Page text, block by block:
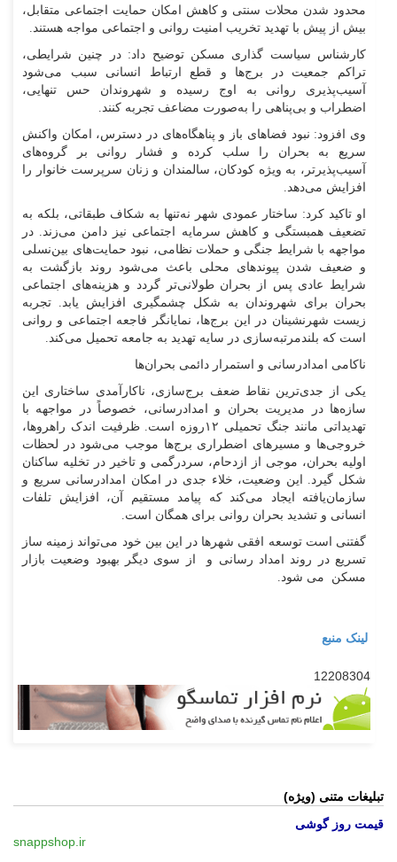
محدود شدن محلات سنتی و کاهش امکان حمایت اجتماعی متقابل،
بیش از پیش با تهدید تخریب امنیت روانی و اجتماعی مواجه هستند.
کارشناس سیاست گذاری مسکن توضیح داد: در چنین شرایطی،
تراکم جمعیت در برج‌ها و قطع ارتباط انسانی سبب می‌شود
آسیب‌پذیری روانی به اوج رسیده و شهروندان حس تنهایی،
اضطراب و بی‌پناهی را به‌صورت مضاعف تجربه کنند.
وی افزود: نبود فضاهای باز و پناهگاه‌های در دسترس، امکان واکنش
سریع به بحران را سلب کرده و فشار روانی بر گروه‌های
آسیب‌پذیرتر، به ویژه کودکان، سالمندان و زنان سرپرست خانوار را
افزایش می‌دهد.
او تاکید کرد: ساختار عمودی شهر نه‌تنها به شکاف طبقاتی، بلکه به
تضعیف همبستگی و کاهش سرمایه اجتماعی نیز دامن می‌زند. در
مواجهه با شرایط جنگی و حملات نظامی، نبود حمایت‌های بین‌نسلی
و ضعیف شدن پیوندهای محلی باعث می‌شود روند بازگشت به
شرایط عادی پس از بحران طولانی‌تر گردد و هزینه‌های اجتماعی
بحران برای شهروندان به شکل چشمگیری افزایش یابد. تجربه
زیست شهرنشینان در این برج‌ها، نمایانگر فاجعه اجتماعی و روانی‌
است که بلندمرتبه‌سازی در سایه تهدید به جامعه تحمیل می‌کند.
ناکامی امدادرسانی و استمرار دائمی بحران‌ها
یکی از جدی‌ترین نقاط ضعف برج‌سازی، ناکارآمدی ساختاری این
سازه‌ها در مدیریت بحران و امدادرسانی، خصوصاً در مواجهه با
تهدیداتی مانند جنگ تحمیلی ۱۲روزه است. ظرفیت اندک راهروها،
خروجی‌ها و مسیرهای اضطراری برج‌ها موجب می‌شود در لحظات
اولیه بحران، موجی از ازدحام، سردرگمی و تاخیر در تخلیه ساکنان
شکل گیرد. این وضعیت، خلاء جدی در امکان امدادرسانی سریع و
سازمان‌یافته ایجاد می‌کند که پیامد مستقیم آن، افزایش تلفات
انسانی و تشدید بحران روانی برای همگان است.
گفتنی است توسعه افقی شهرها در این بین خود می‌تواند زمینه ساز
تسریع در روند امداد رسانی و از سوی دیگر بهبود وضعیت بازار
مسکن می شود.
لینک منبع
12208304
تبلیغات متنی (ویژه)
قیمت روز گوشی
snappshop.ir